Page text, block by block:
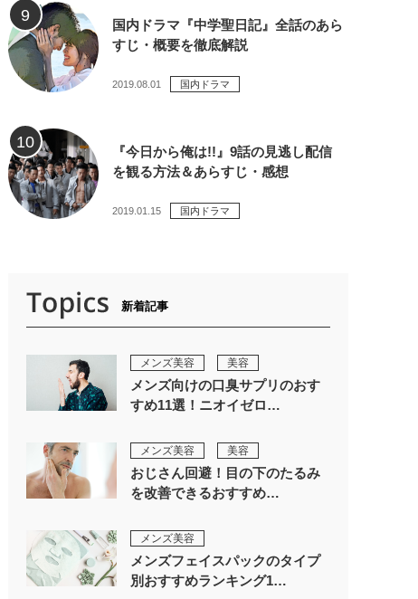
国内ドラマ『中学聖日記』全話のあら
すじ・概要を徹底解説
2019.08.01 国内ドラマ
『今日から俺は!!』9話の見逃し配信
を観る方法＆あらすじ・感想
2019.01.15 国内ドラマ
新着記事
メンズ美容 美容
メンズ向けの口臭サプリのおす
すめ11選！ニオイゼロ…
メンズ美容 美容
おじさん回避！目の下のたるみ
を改善できるおすすめ…
メンズ美容
メンズフェイスパックのタイプ
別おすすめランキング1…